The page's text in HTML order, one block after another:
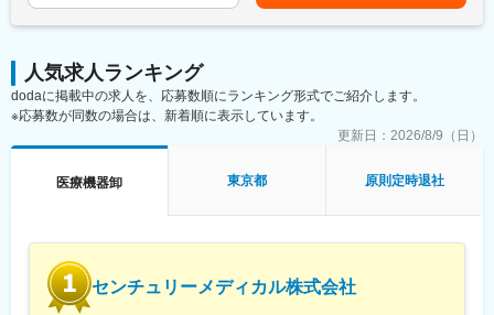
す。
・インターベンション領域およびクリティカルケア領域製品の営
業
・医療機関・代理店（新規／既存）への製品提案、導入・販売支
・医療関係者との関係構築およびニーズの把握
・市場動向・競合・新製品情報の収集および社内へのフィードバ
◆働き方
・直行直帰型の営業スタイル
・営業車貸与
・目標訪問件数：5件／日
人気求人ランキング
dodaに掲載中の求人を、応募数順にランキング形式でご紹介します。
※応募数が同数の場合は、新着順に表示しています。
更新日： 2026/8/9（日）
医療機器卸 東京都 原則定時退社
センチュリーメディカル株式会社